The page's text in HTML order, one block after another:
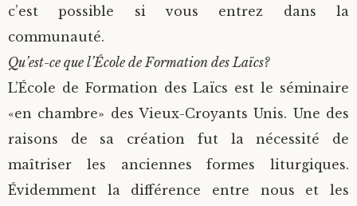
c’est possible si vous entrez dans la
communauté.
Qu’est-ce que l’École de Formation des Laïcs?
L’École de Formation des Laïcs est le séminaire
«en chambre» des Vieux-Croyants Unis. Une des
raisons de sa création fut la nécessité de
maîtriser les anciennes formes liturgiques.
Évidemment la différence entre nous et les